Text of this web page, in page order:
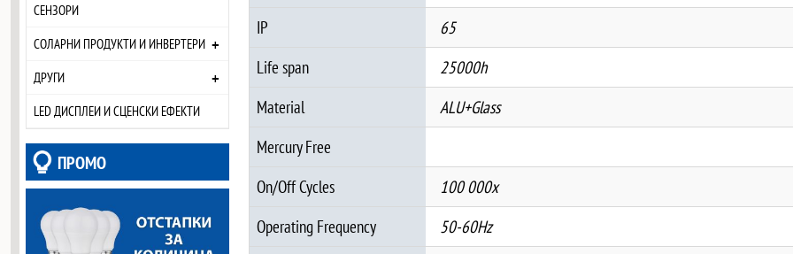
СЕНЗОРИ
СОЛАРНИ ПРОДУКТИ И ИНВЕРТЕРИ +
ДРУГИ +
LED ДИСПЛЕИ И СЦЕНСКИ ЕФЕКТИ
ПРОМО
IP
65
Life span
25000h
Material
ALU+Glass
Mercury Free
On/Off Cycles
100 000x
Operating Frequency
50-60Hz